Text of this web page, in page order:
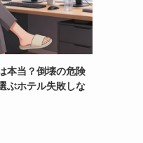
本当？倒壊の危険
ぶホテル失敗しな